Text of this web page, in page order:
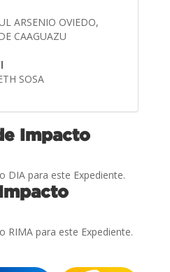
ARSENIO OVIEDO,
CAAGUAZU
SOSA
Impacto
DIA para este Expediente.
RIMA para este Expediente.